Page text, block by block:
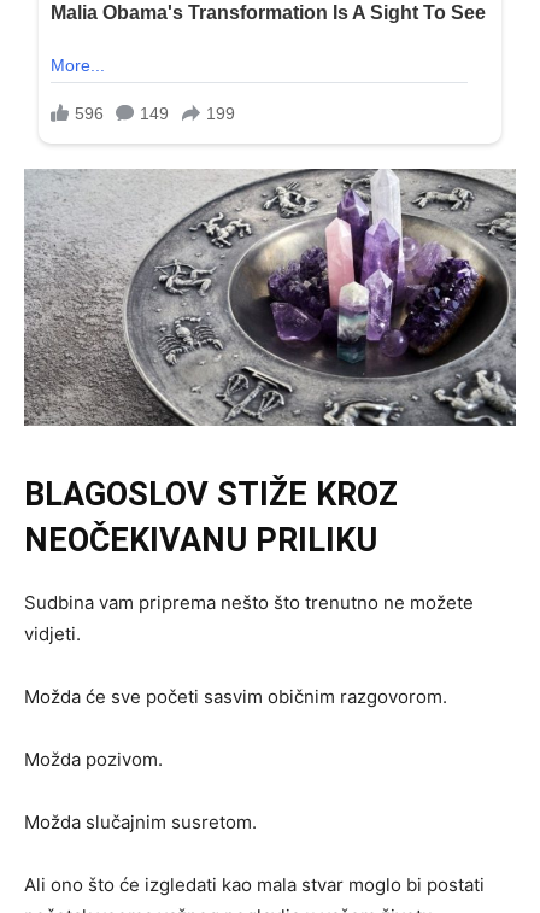
BLAGOSLOV STIŽE KROZ
NEOČEKIVANU PRILIKU
Sudbina vam priprema nešto što trenutno ne možete
vidjeti.
Možda će sve početi sasvim običnim razgovorom.
Možda pozivom.
Možda slučajnim susretom.
Ali ono što će izgledati kao mala stvar moglo bi postati